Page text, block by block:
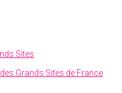
Sites
Grands Sites de France